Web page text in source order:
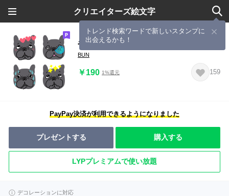
クリエイターズ絵文字
トレンド検索ワードで新しいスタンプに
出会えるかも！
やっぱりかわいいフレブルブリンドル
BUN
￥190 1%還元 159
PayPay決済が利用できるようになりました
プレゼントする 購入する
LYPプレミアムで使い放題
デコレーションに対応